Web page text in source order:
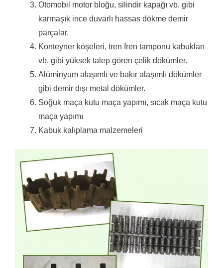
Otomobil motor bloğu, silindir kapağı vb. gibi
karmaşık ince duvarlı hassas dökme demir
parçalar.
Konteyner köşeleri, tren fren tamponu kabukları
vb. gibi yüksek talep gören çelik dökümler.
Alüminyum alaşımlı ve bakır alaşımlı dökümler
gibi demir dışı metal dökümler.
Soğuk maça kutu maça yapımı, sıcak maça kutu
maça yapımı
Kabuk kalıplama malzemeleri